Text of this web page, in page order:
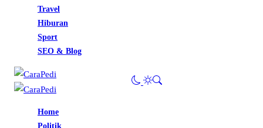
Travel
Hiburan
Sport
SEO & Blog
Home
Politik